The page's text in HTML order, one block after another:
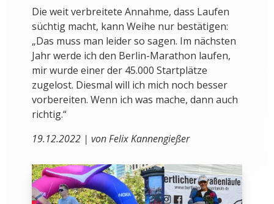
Die weit verbreitete Annahme, dass Laufen
süchtig macht, kann Weihe nur bestätigen:
„Das muss man leider so sagen. Im nächsten
Jahr werde ich den Berlin-Marathon laufen,
mir wurde einer der 45.000 Startplätze
zugelost. Diesmal will ich mich noch besser
vorbereiten. Wenn ich was mache, dann auch
richtig.“
19.12.2022 | von Felix Kannengießer